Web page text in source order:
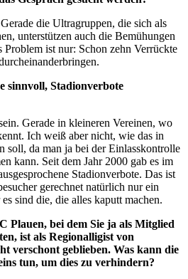
die Ultragruppen, die sich als
unterstützen auch die Bemühungen
ist nur: Schon zehn Verrückte
sinnvoll, Stadionverbote
Gerade in kleineren Vereinen, wo
Ich weiß aber nicht, wie das in
soll, da man ja bei der Einlasskontrolle
kann. Seit dem Jahr 2000 gab es im
Stadionverbote. Das ist
gerechnet natürlich nur ein
sind die, die alles kaputt machen.
Plauen, bei dem Sie ja als Mitglied
ist als Regionalligist von
verschont geblieben. Was kann die
tun, um dies zu verhindern?